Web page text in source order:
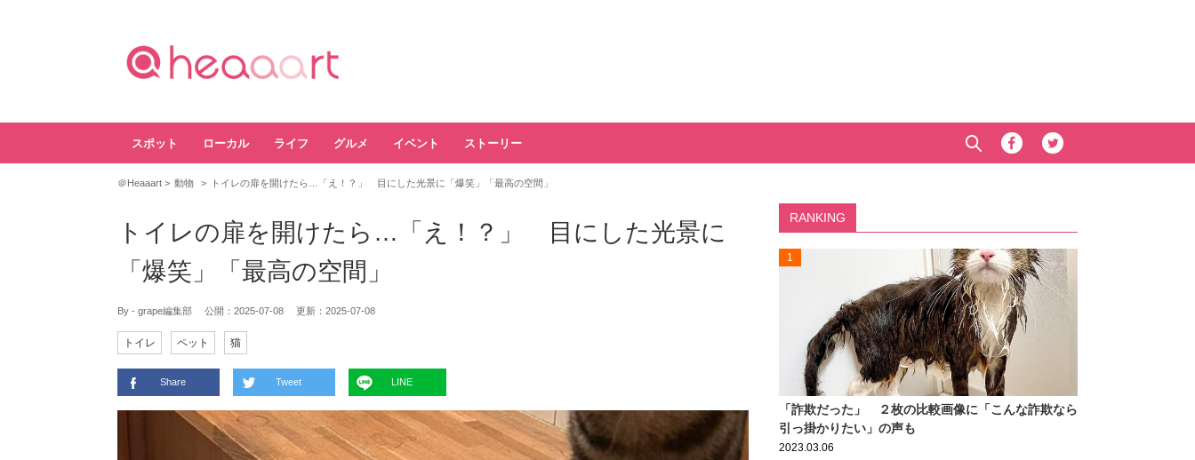
スポット ローカル ライフ グルメ イベント ストーリー
＠Heaaart 動物 トイレの扉を開けたら…「え！？」 目にした光景に「爆笑」「最高の空間」
トイレの扉を開けたら…「え！？」 目にした光景に
「爆笑」「最高の空間」
By - grape編集部 公開： 2025-07-08 更新： 2025-07-08
トイレ ペット 猫
Share Tweet LINE
RANKING
1
「詐欺だった」 ２枚の比較画像に「こんな詐欺なら
引っ掛かりたい」の声も
2023.03.06